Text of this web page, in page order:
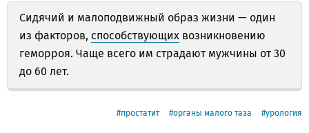
Сидячий и малоподвижный образ жизни — один
из факторов, способствующих возникновению
геморроя. Чаще всего им страдают мужчины от 30
до 60 лет.
простатит органы малого таза урология